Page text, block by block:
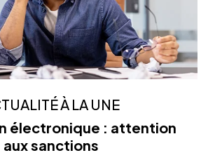
À LA UNE
électronique : attention
aux sanctions